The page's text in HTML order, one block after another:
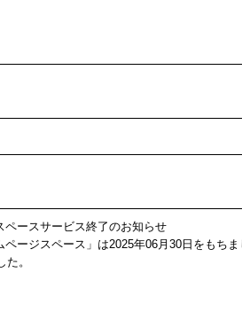
ペースサービス終了のお知らせ
ージスペース」は2025年06月30日をもちま
。